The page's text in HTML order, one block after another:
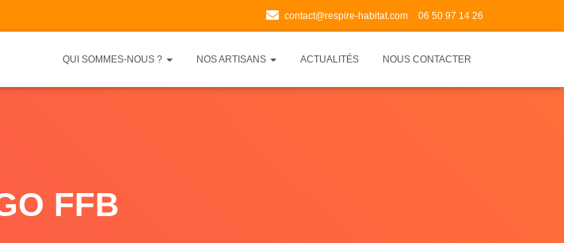
contact@respire-habitat.com 06 50 97 14 26
QUI SOMMES-NOUS ? NOS ARTISANS ACTUALITÉS NOUS CONTACTER
FFB